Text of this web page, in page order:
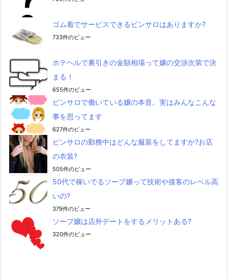
ゴム着でサービスできるピンサロはありますか?
733件のビュー
ホテヘルで裏引きの金額相場って嬢の交渉次第で決
まる！
655件のビュー
ピンサロで働いている嬢の本音。実はみんなこんな
事を思ってます
627件のビュー
ピンサロの勤務中はどんな服装をしてますか?お店
の衣装?
505件のビュー
50代で稼いでるソープ嬢って技術や接客のレベル高
いの?
379件のビュー
ソープ嬢は店外デートをするメリットある?
320件のビュー